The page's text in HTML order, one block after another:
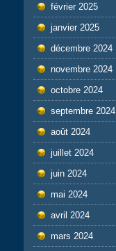
février 2025
janvier 2025
décembre 2024
novembre 2024
octobre 2024
septembre 2024
août 2024
juillet 2024
juin 2024
mai 2024
avril 2024
mars 2024